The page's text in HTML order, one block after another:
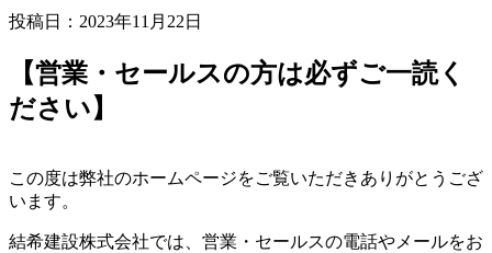
投稿日：2023年11月22日
【営業・セールスの方は必ずご一読く
ださい】
この度は弊社のホームページをご覧いただきありがとうござ
います。
結希建設株式会社では、営業・セールスの電話やメールをお